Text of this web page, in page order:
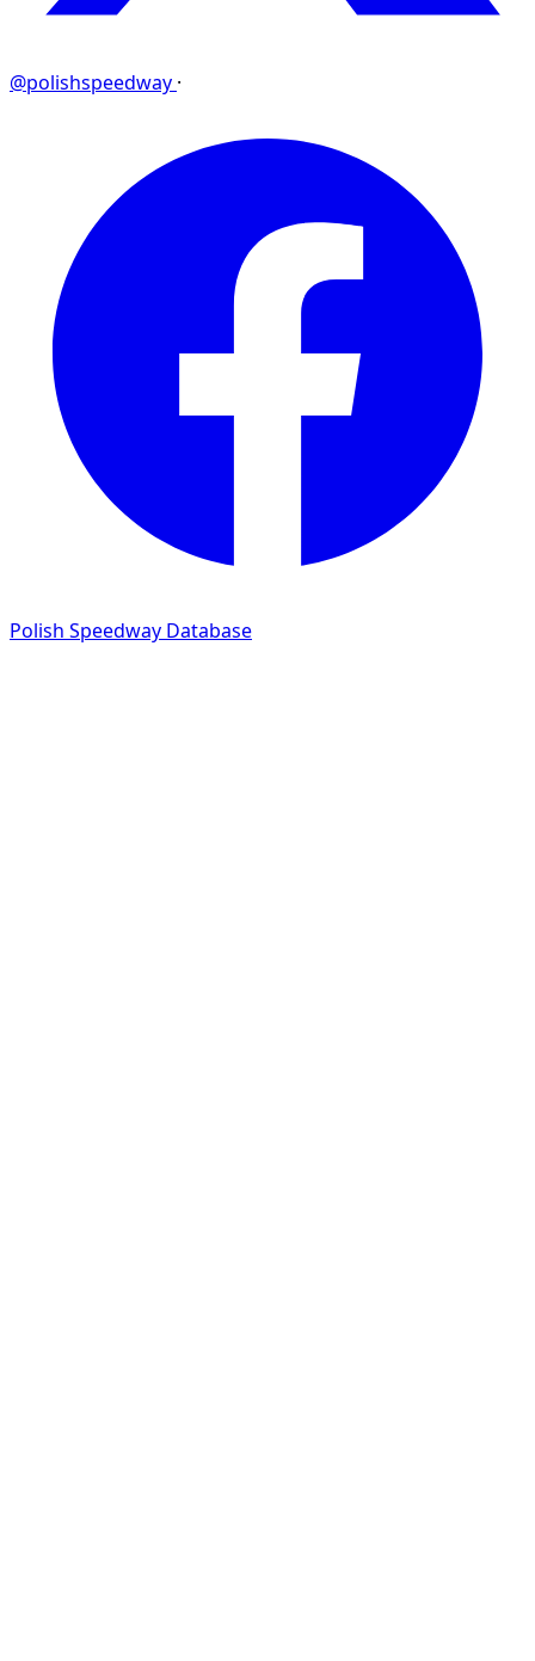
@polishspeedway ·
Polish Speedway Database